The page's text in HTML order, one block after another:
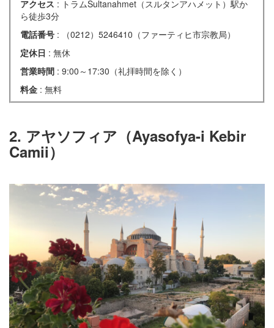
アクセス : トラムSultanahmet（スルタンアハメット）駅か
ら徒歩3分
電話番号 : （0212）5246410（ファーティヒ市宗教局）
定休日 : 無休
営業時間 : 9:00～17:30（礼拝時間を除く）
料金 : 無料
2. アヤソフィア（Ayasofya-i Kebir
Camii）